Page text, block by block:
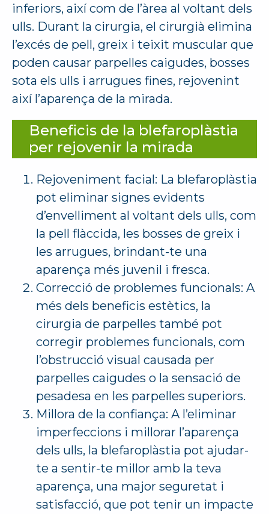
inferiors, així com de l’àrea al voltant dels
ulls. Durant la cirurgia, el cirurgià elimina
l’excés de pell, greix i teixit muscular que
poden causar parpelles caigudes, bosses
sota els ulls i arrugues fines, rejovenint
així l’aparença de la mirada.
Beneficis de la blefaroplàstia
per rejovenir la mirada
Rejoveniment facial: La blefaroplàstia
pot eliminar signes evidents
d’envelliment al voltant dels ulls, com
la pell flàccida, les bosses de greix i
les arrugues, brindant-te una
aparença més juvenil i fresca.
Correcció de problemes funcionals: A
més dels beneficis estètics, la
cirurgia de parpelles també pot
corregir problemes funcionals, com
l’obstrucció visual causada per
parpelles caigudes o la sensació de
pesadesa en les parpelles superiors.
Millora de la confiança: A l’eliminar
imperfeccions i millorar l’aparença
dels ulls, la blefaroplàstia pot ajudar-
te a sentir-te millor amb la teva
aparença, una major seguretat i
satisfacció, que pot tenir un impacte